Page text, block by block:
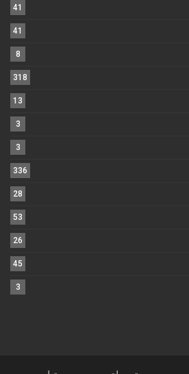
41
41
8
318
13
3
3
336
28
53
26
45
3